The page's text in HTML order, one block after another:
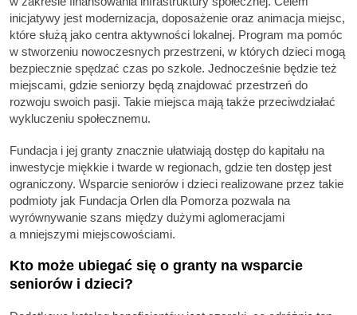
inicjatywy jest modernizacja, doposażenie oraz animacja miejsc,
które służą jako centra aktywności lokalnej. Program ma pomóc
w stworzeniu nowoczesnych przestrzeni, w których dzieci mogą
bezpiecznie spędzać czas po szkole. Jednocześnie będzie też
miejscami, gdzie seniorzy będą znajdować przestrzeń do
rozwoju swoich pasji. Takie miejsca mają także przeciwdziałać
wykluczeniu społecznemu.
Fundacja i jej granty znacznie ułatwiają dostęp do kapitału na
inwestycje miękkie i twarde w regionach, gdzie ten dostęp jest
ograniczony. Wsparcie seniorów i dzieci realizowane przez takie
podmioty jak Fundacja Orlen dla Pomorza pozwala na
wyrównywanie szans między dużymi aglomeracjami
a mniejszymi miejscowościami.
Kto może ubiegać się o granty na wsparcie
seniorów i dzieci?